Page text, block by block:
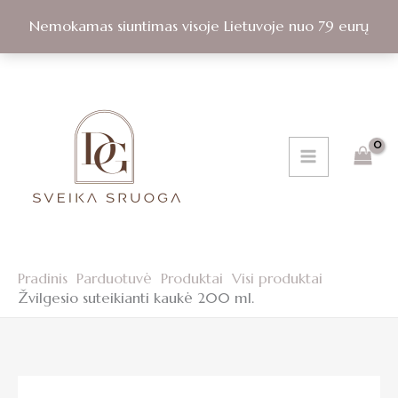
Nemokamas siuntimas visoje Lietuvoje nuo 79 eurų
turinio
Pradinis Parduotuvė Produktai Visi produktai
Žvilgesio suteikianti kaukė 200 ml.
kaukė
200